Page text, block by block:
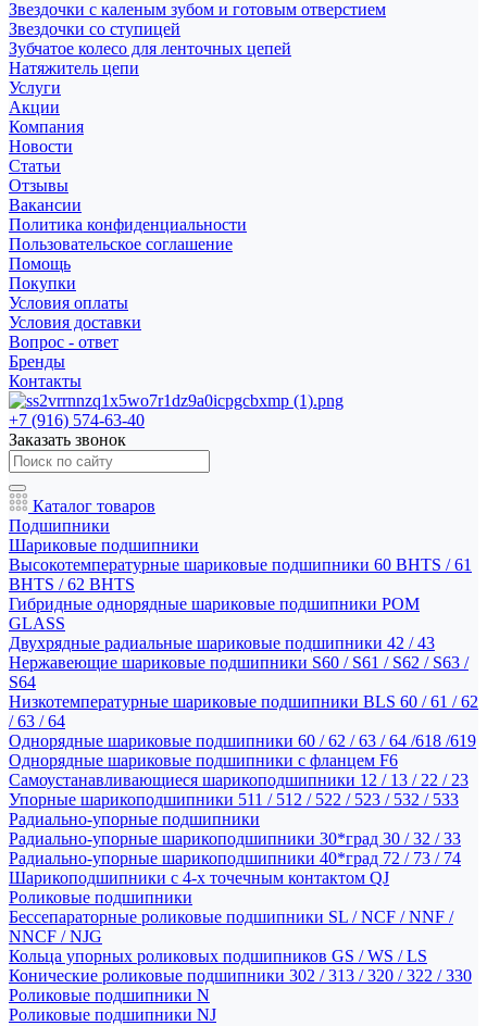
Звездочки с каленым зубом и готовым отверстием
Звездочки со ступицей
Зубчатое колесо для ленточных цепей
Натяжитель цепи
Услуги
Акции
Компания
Новости
Статьи
Отзывы
Вакансии
Политика конфиденциальности
Пользовательское соглашение
Помощь
Покупки
Условия оплаты
Условия доставки
Вопрос - ответ
Бренды
Контакты
+7 (916) 574-63-40
Заказать звонок
Каталог товаров
Подшипники
Шариковые подшипники
Высокотемпературные шариковые подшипники 60 BHTS / 61
BHTS / 62 BHTS
Гибридные однорядные шариковые подшипники POM
GLASS
Двухрядные радиальные шариковые подшипники 42 / 43
Нержавеющие шариковые подшипники S60 / S61 / S62 / S63 /
S64
Низкотемпературные шариковые подшипники BLS 60 / 61 / 62
/ 63 / 64
Однорядные шариковые подшипники 60 / 62 / 63 / 64 /618 /619
Однорядные шариковые подшипники с фланцем F6
Самоустанавливающиеся шарикоподшипники 12 / 13 / 22 / 23
Упорные шарикоподшипники 511 / 512 / 522 / 523 / 532 / 533
Радиально-упорные подшипники
Радиально-упорные шарикоподшипники 30*град 30 / 32 / 33
Радиально-упорные шарикоподшипники 40*град 72 / 73 / 74
Шарикоподшипники с 4-х точечным контактом QJ
Роликовые подшипники
Бессепараторные роликовые подшипники SL / NCF / NNF /
NNCF / NJG
Кольца упорных роликовых подшипников GS / WS / LS
Конические роликовые подшипники 302 / 313 / 320 / 322 / 330
Роликовые подшипники N
Роликовые подшипники NJ